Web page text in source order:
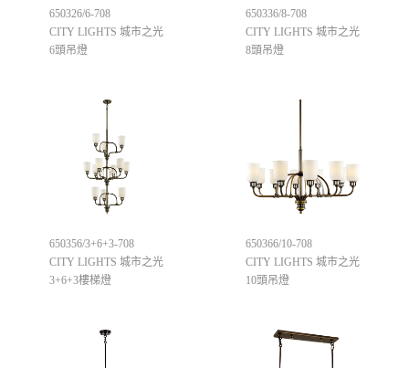
650326/6-708
CITY LIGHTS 城市之光
6頭吊燈
650336/8-708
CITY LIGHTS 城市之光
8頭吊燈
650356/3+6+3-708
CITY LIGHTS 城市之光
3+6+3樓梯燈
650366/10-708
CITY LIGHTS 城市之光
10頭吊燈